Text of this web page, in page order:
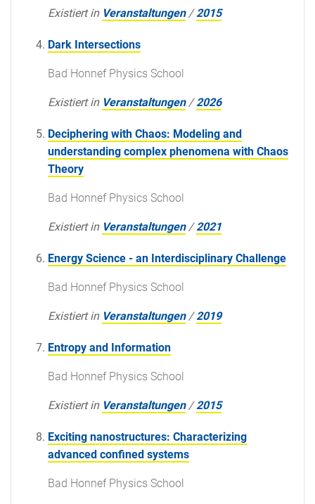
Existiert in Veranstaltungen /2015
Dark Intersections
Bad Honnef Physics School
Existiert in Veranstaltungen /2026
Deciphering with Chaos: Modeling and
understanding complex phenomena with Chaos
Theory
Bad Honnef Physics School
Existiert in Veranstaltungen /2021
Energy Science - an Interdisciplinary Challenge
Bad Honnef Physics School
Existiert in Veranstaltungen /2019
Entropy and Information
Bad Honnef Physics School
Existiert in Veranstaltungen /2015
Exciting nanostructures: Characterizing
advanced confined systems
Bad Honnef Physics School